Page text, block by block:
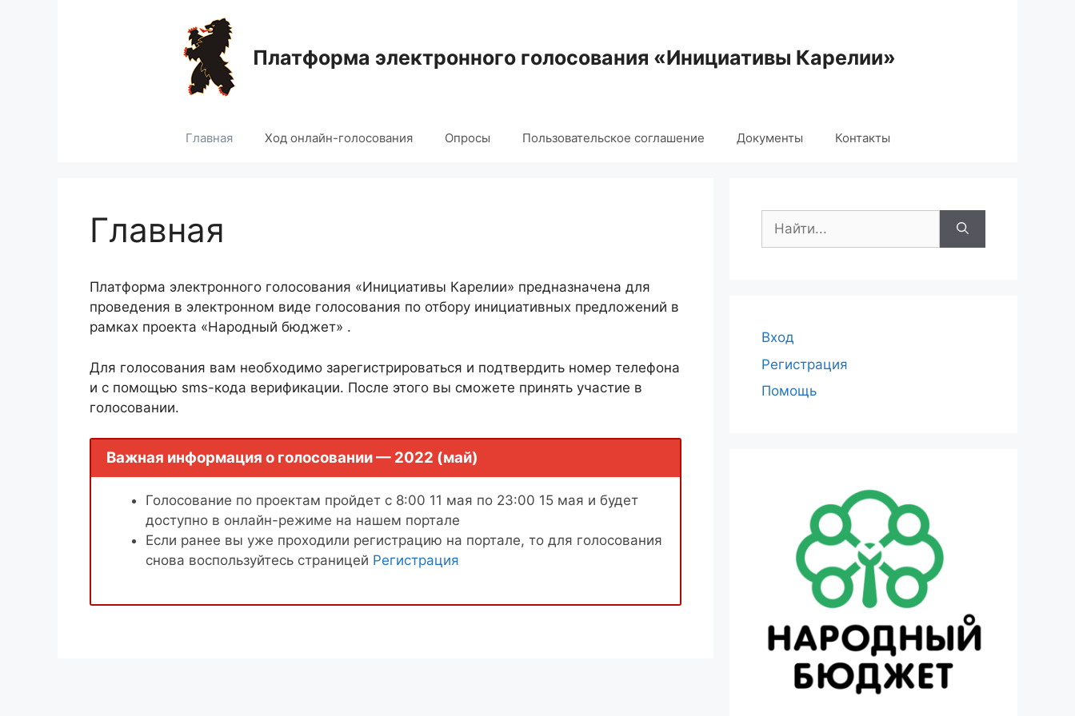
Платформа электронного голосования «Инициативы Карелии»
Главная Ход онлайн-голосования Опросы Пользовательское соглашение Документы Контакты
Главная
Платформа электронного голосования «Инициативы Карелии» предназначена для
проведения в электронном виде голосования по отбору инициативных предложений в
рамках проекта «Народный бюджет» .
Для голосования вам необходимо зарегистрироваться и подтвердить номер телефона
и с помощью sms-кода верификации. После этого вы сможете принять участие в
голосовании.
Важная информация о голосовании — 2022 (май)
Голосование по проектам пройдет с 8:00 11 мая по 23:00 15 мая и будет
доступно в онлайн-режиме на нашем портале
Если ранее вы уже проходили регистрацию на портале, то для голосования
снова воспользуйтесь страницей Регистрация
Поиск:
Вход
Регистрация
Помощь